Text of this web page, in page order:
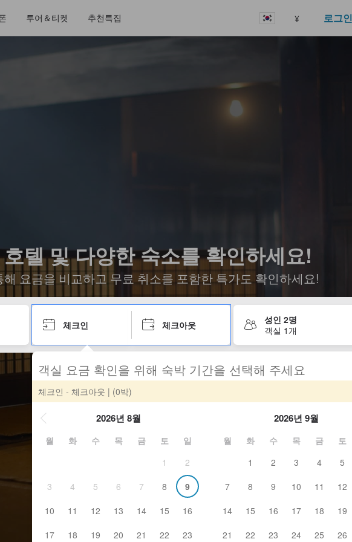
투어＆티켓 추천특집 ¥ 로그인
텔 및 다양한 숙소를 확인하세요!
요금을 비교하고 무료 취소를 포함한 특가도 확인하세요!
체크인 체크아웃
성인 2명
객실 1개
객실 요금 확인을 위해 숙박 기간을 선택해 주세요
체크인 - 체크아웃 | (0박)
2026년 8월
월 화 수 목 금 토
일
1
2
3
4 5 6 7 8
9
10
11 12 13 14 15
16
17
18 19 20 21 22 23
2026년 9월
월 화 수 목 금 토
1
2 3 4 5
7
8 9 10 11 12
14
15 16 17 18 19
21
22 23 24 25 26